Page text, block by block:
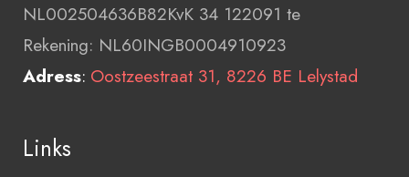
NL002504636B82KvK 34 122091 te
Rekening: NL60INGB0004910923
Adress: Oostzeestraat 31, 8226 BE Lelystad
Links